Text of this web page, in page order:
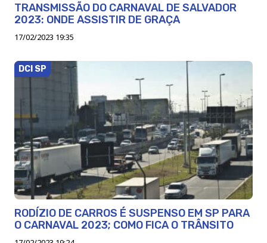
TRANSMISSÃO DO CARNAVAL DE SALVADOR
2023: ONDE ASSISTIR DE GRAÇA
17/02/2023 19:35
DCI SP
RODÍZIO DE CARROS É SUSPENSO EM SP PARA
O CARNAVAL 2023; COMO FICA O TRÂNSITO